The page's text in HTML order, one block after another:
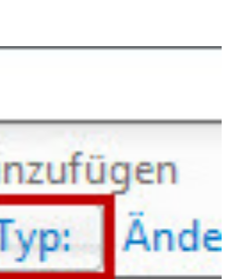
Dafür könnte es Gründe
im Dunkeln zu liegen scheinen.